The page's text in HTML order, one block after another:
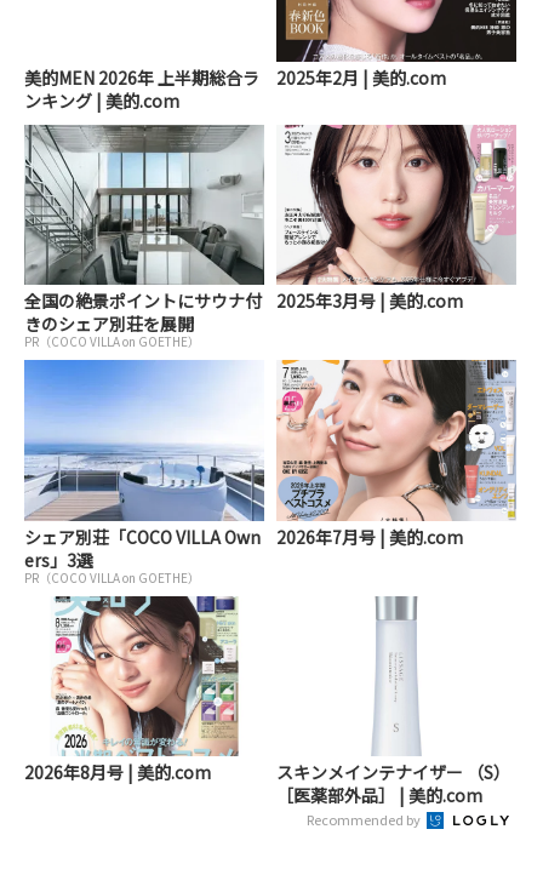
美的MEN 2026年 上半期総合ラ
ンキング | 美的.com
2025年2月 | 美的.com
全国の絶景ポイントにサウナ付
きのシェア別荘を展開
PR（COCO VILLA on GOETHE）
2025年3月号 | 美的.com
シェア別荘「COCO VILLA Own
ers」3選
PR（COCO VILLA on GOETHE）
2026年7月号 | 美的.com
2026年8月号 | 美的.com
スキンメインテナイザー （S）
［医薬部外品］ | 美的.com
Recommended by